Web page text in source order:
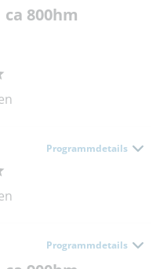
ca 800hm
Programmdetails
Programmdetails